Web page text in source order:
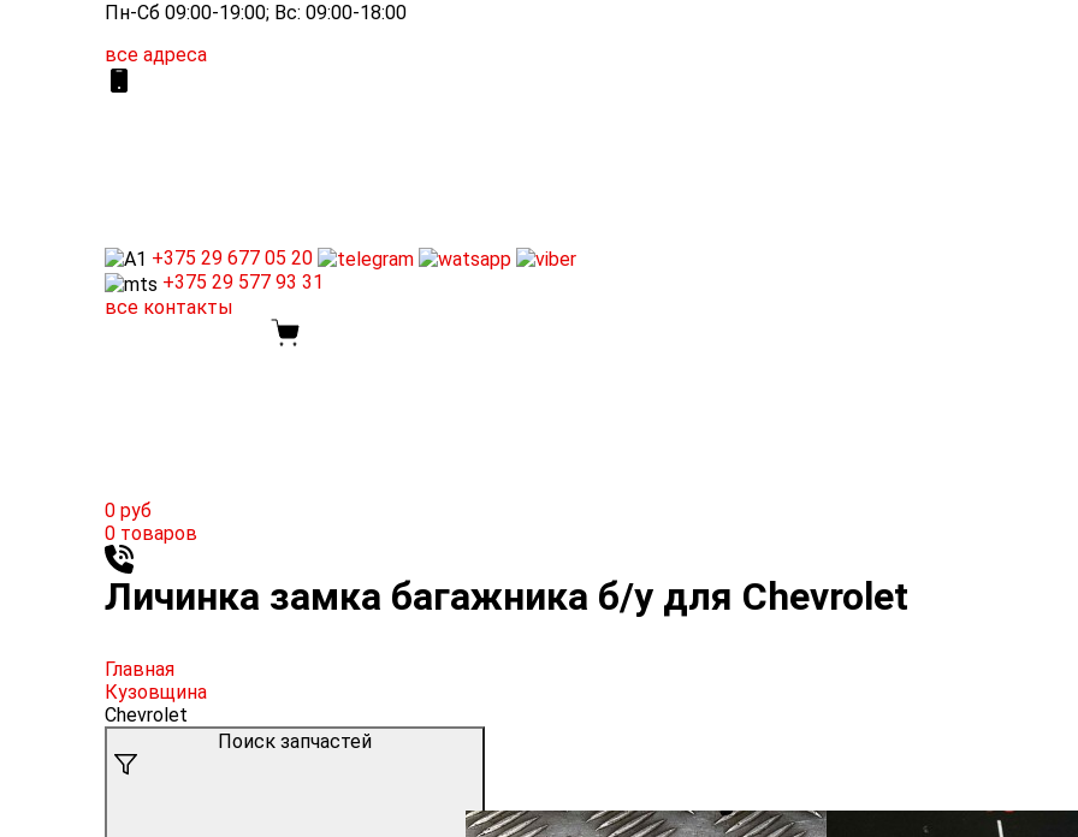
Пн-Сб 09:00-19:00; Вс: 09:00-18:00
все адреса
+375 29 677 05 20
+375 29 577 93 31
все контакты
0 руб
0 товаров
Личинка замка багажника б/у для Chevrolet
Главная
Кузовщина
Chevrolet
Поиск запчастей